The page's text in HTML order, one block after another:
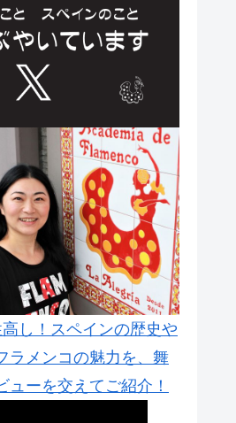
し！スペインの歴史や
ラメンコの魅力を、舞
ューを交えてご紹介！